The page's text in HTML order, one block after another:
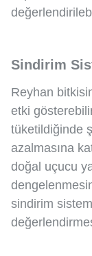
Sindirim
Reyhan
etki
tüketildiğinde
azalmasına
doğal uçucu
sindirim